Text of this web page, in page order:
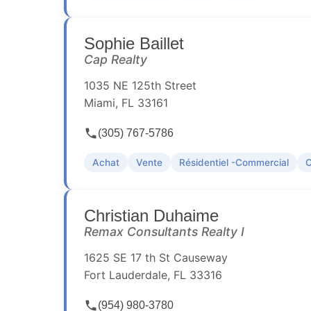
Sophie Baillet
Cap Realty
1035 NE 125th Street
Miami, FL 33161
(305) 767-5786
Achat Vente Résidentiel -Commercial
Christian Duhaime
Remax Consultants Realty I
1625 SE 17 th St Causeway
Fort Lauderdale, FL 33316
(954) 980-3780